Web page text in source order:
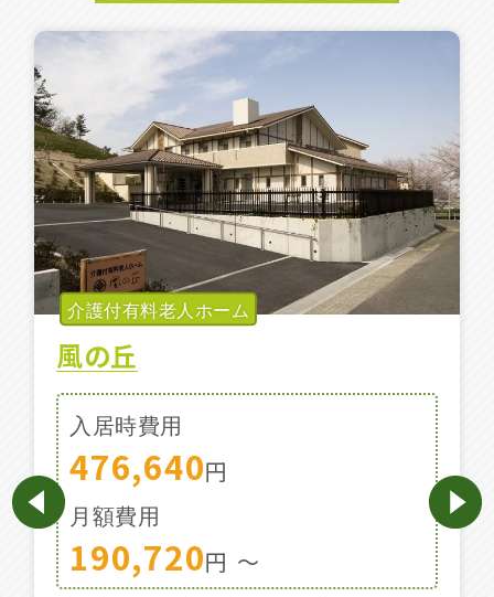
お役立ち情報一覧
施設特集一覧
ブログ一覧
お気に入り一覧
介護付有料老人ホーム
風の丘
入居時費用
476,640円
月額費用
190,720円 〜